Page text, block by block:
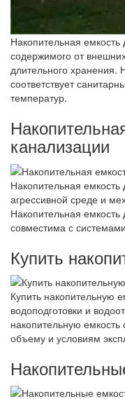
Накопительная
содержимого от
длительного хранения.
соответствует
температур.
канализации
Накопительная емкость
агрессивной среде и
Накопительная емкость
совместима с
Купить
Купить накопительную
водоподготовки и
накопительную
объему и условиям